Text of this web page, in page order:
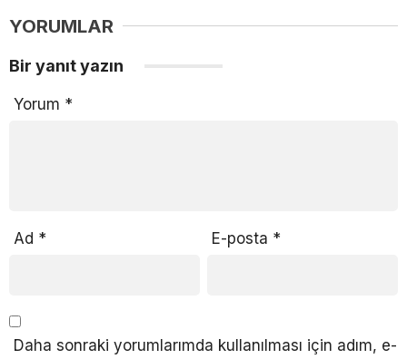
YORUMLAR
Bir yanıt yazın
Yorum *
Ad * E-posta *
Daha sonraki yorumlarımda kullanılması için adım, e-